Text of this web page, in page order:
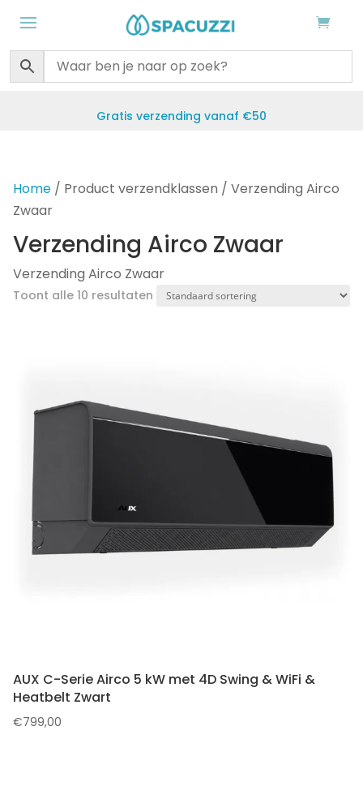
Gratis verzending vanaf €50
Home/ Product verzendklassen / Verzending Airco
Zwaar
Verzending Airco Zwaar
Verzending Airco Zwaar
Toont alle 10 resultaten
AUX C-Serie Airco 5 kW met 4D Swing & WiFi &
Heatbelt Zwart
€799,00